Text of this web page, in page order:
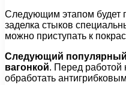
Следующим этапом будет
заделка стыков
можно приступать к
Следующий популярный
вагонкой. Перед работой
обработать